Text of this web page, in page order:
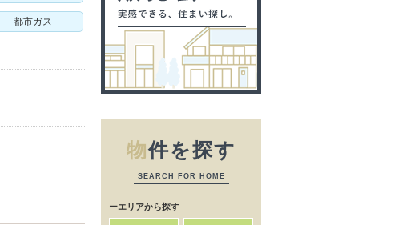
都市ガス
物件を探す
SEARCH FOR HOME
ーエリアから探す